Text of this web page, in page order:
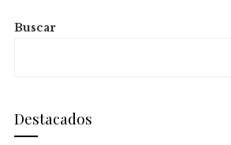
Buscar
Destacados